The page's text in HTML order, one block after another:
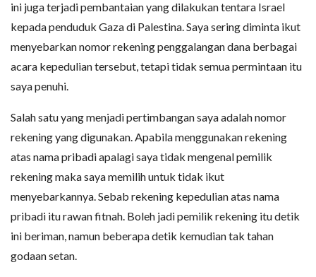
ini juga terjadi pembantaian yang dilakukan tentara Israel
kepada penduduk Gaza di Palestina. Saya sering diminta ikut
menyebarkan nomor rekening penggalangan dana berbagai
acara kepedulian tersebut, tetapi tidak semua permintaan itu
saya penuhi.
Salah satu yang menjadi pertimbangan saya adalah nomor
rekening yang digunakan. Apabila menggunakan rekening
atas nama pribadi apalagi saya tidak mengenal pemilik
rekening maka saya memilih untuk tidak ikut
menyebarkannya. Sebab rekening kepedulian atas nama
pribadi itu rawan fitnah. Boleh jadi pemilik rekening itu detik
ini beriman, namun beberapa detik kemudian tak tahan
godaan setan.